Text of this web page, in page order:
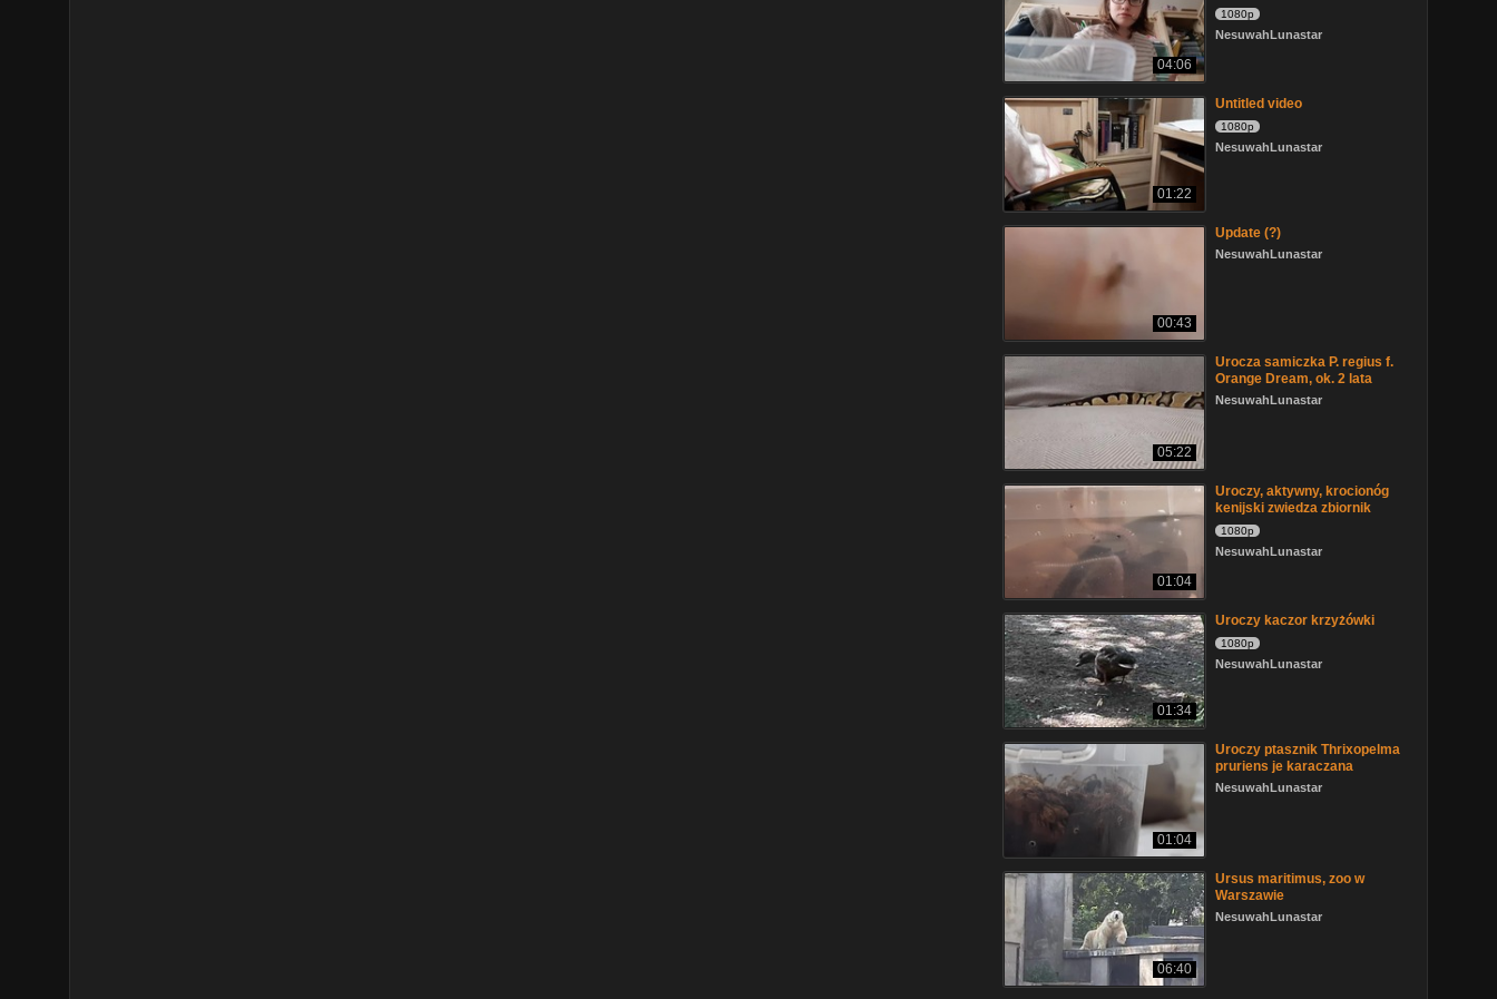
04:06
1080p
NesuwahLunastar
01:22
Untitled video
1080p
NesuwahLunastar
00:43
Update (?)
NesuwahLunastar
05:22
Urocza samiczka P. regius f.
Orange Dream, ok. 2 lata
NesuwahLunastar
01:04
Uroczy, aktywny, krocionóg
kenijski zwiedza zbiornik
1080p
NesuwahLunastar
01:34
Uroczy kaczor krzyżówki
1080p
NesuwahLunastar
01:04
Uroczy ptasznik Thrixopelma
pruriens je karaczana
NesuwahLunastar
06:40
Ursus maritimus, zoo w
Warszawie
NesuwahLunastar